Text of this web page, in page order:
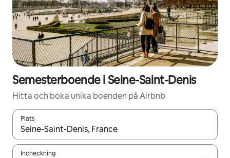
Semesterboende i Seine-Saint-Denis
Hitta och boka unika boenden på Airbnb
Plats
När resultaten är tillgängliga kan du navigera med upp- och
Incheckning